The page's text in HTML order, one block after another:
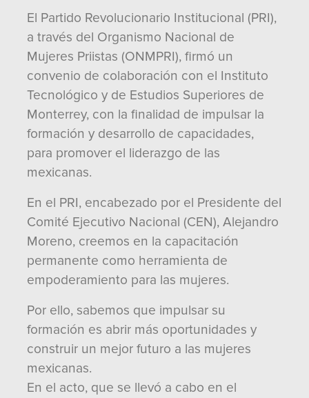
El Partido Revolucionario Institucional (PRI),
a través del Organismo Nacional de
Mujeres Priistas (ONMPRI), firmó un
convenio de colaboración con el Instituto
Tecnológico y de Estudios Superiores de
Monterrey, con la finalidad de impulsar la
formación y desarrollo de capacidades,
para promover el liderazgo de las
mexicanas.
En el PRI, encabezado por el Presidente del
Comité Ejecutivo Nacional (CEN), Alejandro
Moreno, creemos en la capacitación
permanente como herramienta de
empoderamiento para las mujeres.
Por ello, sabemos que impulsar su
formación es abrir más oportunidades y
construir un mejor futuro a las mujeres
mexicanas.
En el acto, que se llevó a cabo en el